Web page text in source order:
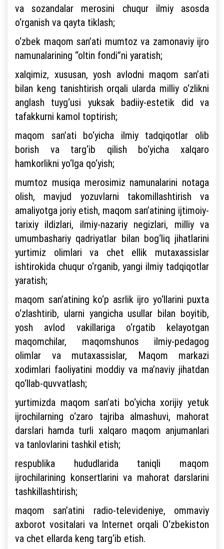
va sozandalar merosini chuqur ilmiy asosda
o‘rganish va qayta tiklash;
o‘zbek maqom san’ati mumtoz va zamonaviy ijro
namunalarining “oltin fondi”ni yaratish;
xalqimiz, xususan, yosh avlodni maqom san’ati
bilan keng tanishtirish orqali ularda milliy o‘zlikni
anglash tuyg‘usi yuksak badiiy-estetik did va
tafakkurni kamol toptirish;
maqom san’ati bo‘yicha ilmiy tadqiqotlar olib
borish va targ‘ib qilish bo‘yicha xalqaro
hamkorlikni yo‘lga qo‘yish;
mumtoz musiqa merosimiz namunalarini notaga
olish, mavjud yozuvlarni takomillashtirish va
amaliyotga joriy etish, maqom san’atining ijtimoiy-
tarixiy ildizlari, ilmiy-nazariy negizlari, milliy va
umumbashariy qadriyatlar bilan bog‘liq jihatlarini
yurtimiz olimlari va chet ellik mutaxassislar
ishtirokida chuqur o‘rganib, yangi ilmiy tadqiqotlar
yaratish;
maqom san’atining ko‘p asrlik ijro yo‘llarini puxta
o‘zlashtirib, ularni yangicha usullar bilan boyitib,
yosh avlod vakillariga o‘rgatib kelayotgan
maqomchilar, maqomshunos ilmiy-pedagog
olimlar va mutaxassislar, Maqom markazi
xodimlari faoliyatini moddiy va ma’naviy jihatdan
qo‘llab-quvvatlash;
yurtimizda maqom san’ati bo‘yicha xorijiy yetuk
ijrochilarning o‘zaro tajriba almashuvi, mahorat
darslari hamda turli xalqaro maqom anjumanlari
va tanlovlarini tashkil etish;
respublika hududlarida taniqli maqom
ijrochilarining konsertlarini va mahorat darslarini
tashkillashtirish;
maqom san’atini radio-televideniye, ommaviy
axborot vositalari va Internet orqali O‘zbekiston
va chet ellarda keng targ‘ib etish.